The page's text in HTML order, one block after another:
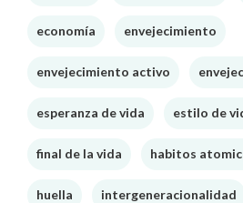
economía envejecimiento
envejecimiento activo
esperanza de vida estilo de
final de la vida habitos
huella intergeneracionalidad